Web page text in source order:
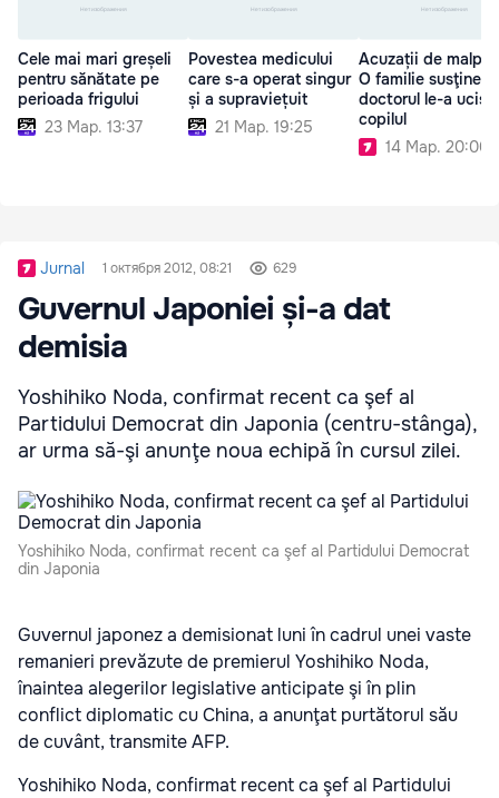
Cele mai mari greșeli
pentru sănătate pe
perioada frigului
23 Мар. 13:37
Povestea medicului
care s-a operat singur
și a supraviețuit
21 Мар. 19:25
Acuzații de
O familie susţine
doctorul le-a ucis
copilul
14 Мар. 20:00
Jurnal 1 октября 2012, 08:21 629
Guvernul Japoniei și-a dat
demisia
Yoshihiko Noda, confirmat recent ca şef al
Partidului Democrat din Japonia (centru-stânga),
ar urma să-şi anunţe noua echipă în cursul zilei.
Yoshihiko Noda, confirmat recent ca şef al Partidului Democrat
din Japonia
Guvernul japonez a demisionat luni în cadrul unei vaste
remanieri prevăzute de premierul Yoshihiko Noda,
înaintea alegerilor legislative anticipate şi în plin
conflict diplomatic cu China, a anunţat purtătorul său
de cuvânt, transmite AFP.
Yoshihiko Noda, confirmat recent ca şef al Partidului